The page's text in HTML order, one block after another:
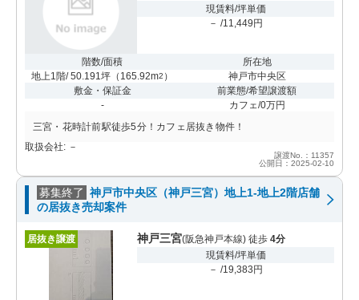
現賃料/坪単価
－ /11,449円
階数/面積
地上1階/ 50.191坪 （ 165.92m2 ）
所在地
神戸市中央区
敷金・保証金
-
前業態/希望譲渡額
カフェ/0万円
三宮・花時計前駅徒歩5分！カフェ居抜き物件！
取扱会社: －
譲渡No.：11357
公開日：2025-02-10
募集終了 神戸市中央区（神戸三宮）地上1-地上2階店舗
の居抜き売却案件
居抜き譲渡 神戸三宮(阪急神戸本線) 徒歩 4分
現賃料/坪単価
－ /19,383円